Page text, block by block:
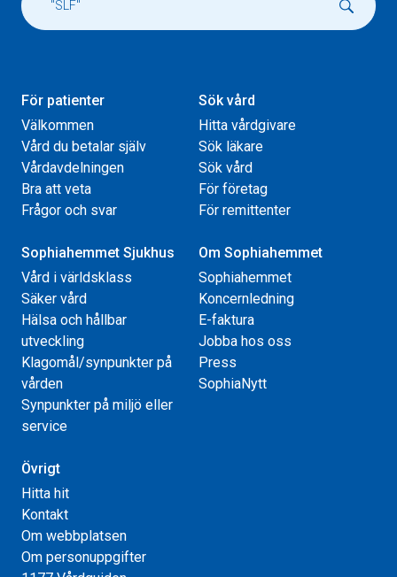
För patienter
Välkommen
Vård du betalar själv
Vårdavdelningen
Bra att veta
Frågor och svar
Sök vård
Hitta vårdgivare
Sök läkare
Sök vård
För företag
För remittenter
Sophiahemmet Sjukhus
Vård i världsklass
Säker vård
Hälsa och hållbar
utveckling
Klagomål/synpunkter på
vården
Synpunkter på miljö eller
service
Om Sophiahemmet
Sophiahemmet
Koncernledning
E-faktura
Jobba hos oss
Press
SophiaNytt
Övrigt
Hitta hit
Kontakt
Om webbplatsen
Om personuppgifter